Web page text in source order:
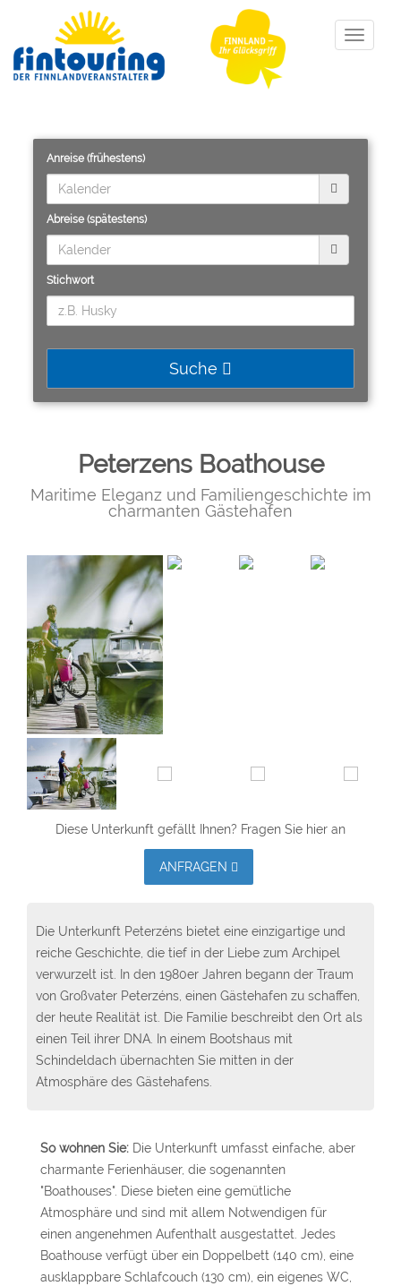
Toggle
Anreise (frühestens)
Abreise (spätestens)
Stichwort
Suche
Peterzens Boathouse
Maritime Eleganz und Familiengeschichte im
charmanten Gästehafen
Diese Unterkunft gefällt Ihnen? Fragen Sie hier an
ANFRAGEN
Die Unterkunft Peterzéns bietet eine einzigartige und
reiche Geschichte, die tief in der Liebe zum Archipel
verwurzelt ist. In den 1980er Jahren begann der Traum
von Großvater Peterzéns, einen Gästehafen zu schaffen,
der heute Realität ist. Die Familie beschreibt den Ort als
einen Teil ihrer DNA. In einem Bootshaus mit
Schindeldach übernachten Sie mitten in der
Atmosphäre des Gästehafens.
So wohnen Sie: Die Unterkunft umfasst einfache, aber
charmante Ferienhäuser, die sogenannten
"Boathouses". Diese bieten eine gemütliche
Atmosphäre und sind mit allem Notwendigen für
einen angenehmen Aufenthalt ausgestattet. Jedes
Boathouse verfügt über ein Doppelbett (140 cm), eine
ausklappbare Schlafcouch (130 cm), ein eigenes WC,